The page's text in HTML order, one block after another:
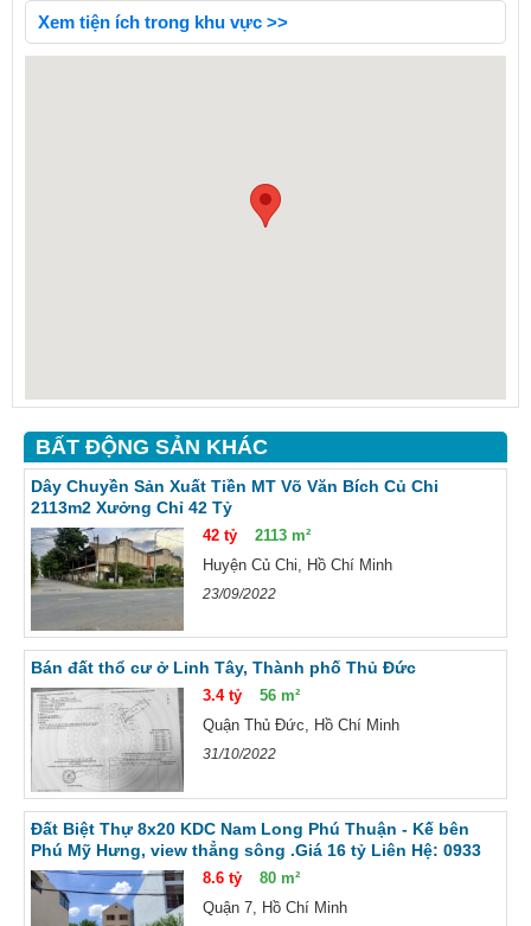
Xem tiện ích trong khu vực >>
BẤT ĐỘNG SẢN KHÁC
Dây Chuyền Sản Xuất Tiền MT Võ Văn Bích Củ Chi
2113m2 Xưởng Chỉ 42 Tỷ
42 tỷ
2113 m²
Huyện Củ Chi, Hồ Chí Minh
23/09/2022
Bán đất thổ cư ở Linh Tây, Thành phố Thủ Đức
3.4 tỷ
56 m²
Quận Thủ Đức, Hồ Chí Minh
31/10/2022
Đất Biệt Thự 8x20 KDC Nam Long Phú Thuận - Kế bên
Phú Mỹ Hưng, view thẳng sông .Giá 16 tỷ Liên Hệ: 0933
638 839 - Trung
8.6 tỷ
80 m²
Quận 7, Hồ Chí Minh